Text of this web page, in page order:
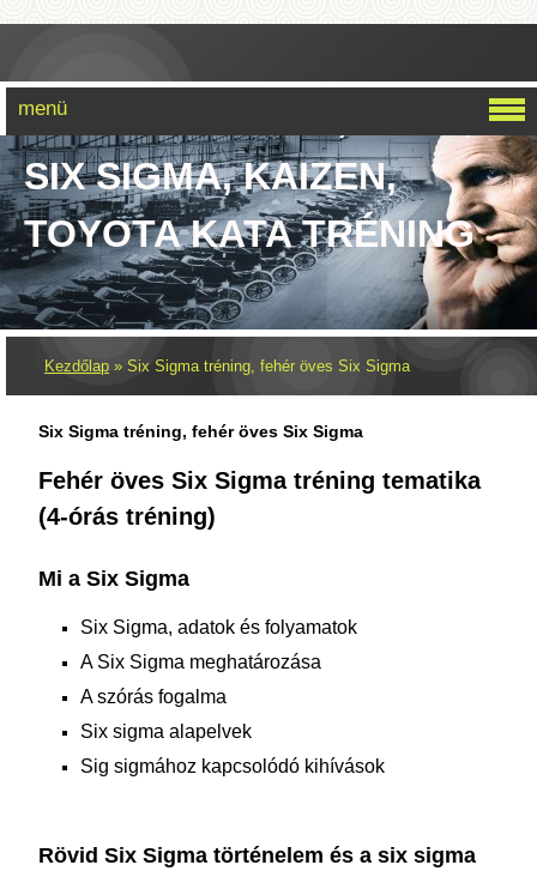
LEAN SIX SIGMA, LEAN,
SIX SIGMA, KAIZEN,
TOYOTA KATA TRÉNING
Kezdőlap » Six Sigma tréning, fehér öves Six Sigma
Six Sigma tréning, fehér öves Six Sigma
Fehér öves Six Sigma tréning tematika
(4-órás tréning)
Mi a Six Sigma
Six Sigma, adatok és folyamatok
A Six Sigma meghatározása
A szórás fogalma
Six sigma alapelvek
Sig sigmához kapcsolódó kihívások
Rövid Six Sigma történelem és a six sigma
menü